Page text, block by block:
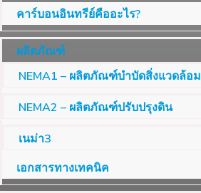
คาร์บอนอินทรีย์คืออะไร?
ผลิตภัณฑ์
NEMA1 – ผลิตภัณฑ์บำบัดสิ่งแวดล้อม
NEMA2 – ผลิตภัณฑ์ปรับปรุงดิน
เนม่า3
เอกสารทางเทคนิค